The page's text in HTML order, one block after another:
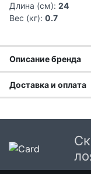
Длина (см): 24
Вес (кг): 0.7
Описание бренда
Доставка и оплата
Доставка в
В Москве и